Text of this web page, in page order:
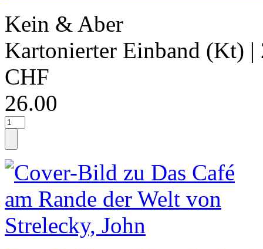
Kein & Aber
Kartonierter Einband (Kt) |
CHF
26.00